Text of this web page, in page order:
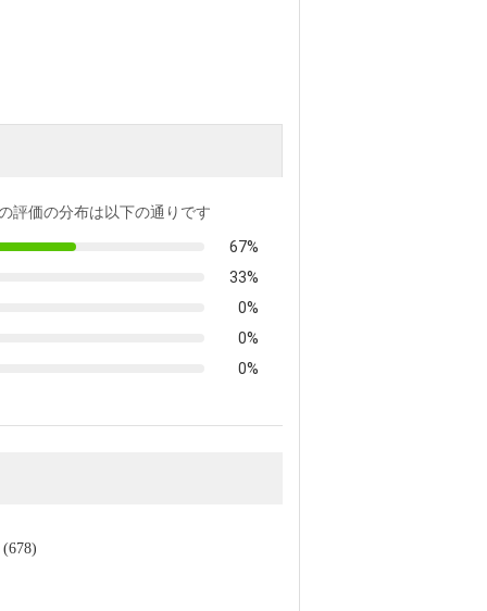
評価の分布は以下の通りです
67%
33%
0%
0%
0%